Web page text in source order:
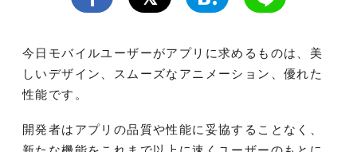
今日モバイルユーザーがアプリに求めるものは、美
しいデザイン、スムーズなアニメーション、優れた
性能です。
開発者はアプリの品質や性能に妥協することなく、